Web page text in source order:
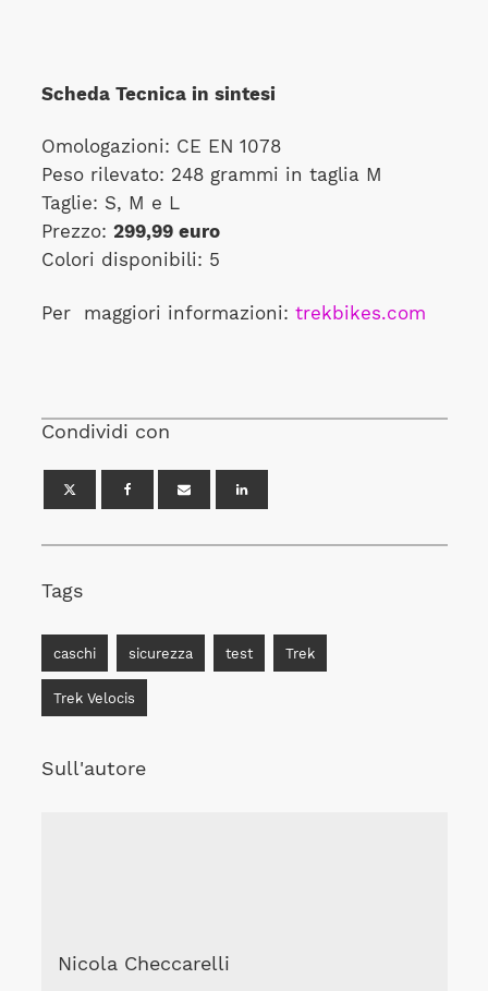
Scheda Tecnica in sintesi
Omologazioni: CE EN 1078
Peso rilevato: 248 grammi in taglia M
Taglie: S, M e L
Prezzo: 299,99 euro
Colori disponibili: 5
Per maggiori informazioni: trekbikes.com
Condividi con
Tags
caschi sicurezza test Trek
Trek Velocis
Sull'autore
Nicola Checcarelli